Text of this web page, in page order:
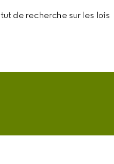
de recherche sur les lois